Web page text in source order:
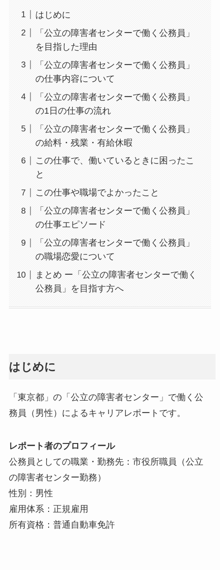
はじめに
「公立の障害者センターで働く公務員」
を目指した理由
「公立の障害者センターで働く公務員」
の仕事内容について
「公立の障害者センターで働く公務員」
の1日の仕事の流れ
「公立の障害者センターで働く公務員」
の給料・残業・有給休暇
この仕事で、働いているときに困ったこ
と
この仕事や職場でよかったこと
「公立の障害者センターで働く公務員」
の仕事エピソード
「公立の障害者センターで働く公務員」
の職場恋愛について
まとめ ー「公立の障害者センターで働く
公務員」を目指す方へ
はじめに
「東京都」の「公立の障害者センター」で働く公
務員（男性）によるキャリアレポートです。
レポート者のプロフィール
公務員としての職業・勤務先：市役所職員（公立
の障害者センター勤務）
性別：男性
雇用体系：正規雇用
所有資格：普通自動車免許